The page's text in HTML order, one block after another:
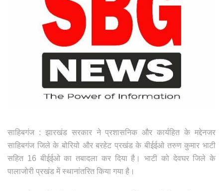
साहिबगंज : झारखंड सरकार ने प्रशासनिक और कार्यहित के मद्देनजर
साहिबगंज जिले के बोरियो और बरहेट प्रखंड के बीईईओ तरुण कुमार भाटी
सहित 16 बीईईओ का तबादला कर दिया है। भाटी को देवघर जिले के
पालाजोरी प्रखंड में स्थानांतरित किया गया है।